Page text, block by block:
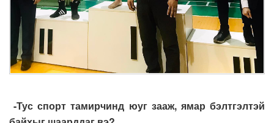
-Тус спорт тамирчинд юуг зааж, ямар бэлтгэлтэй